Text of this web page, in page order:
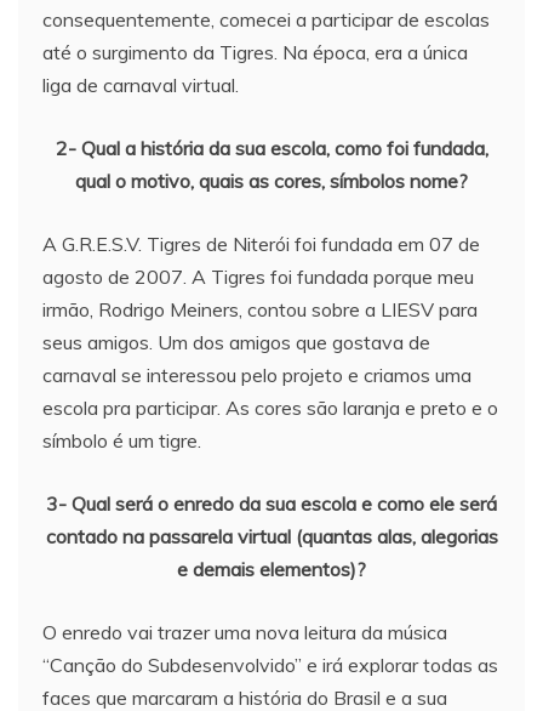
consequentemente, comecei a participar de escolas
até o surgimento da Tigres. Na época, era a única
liga de carnaval virtual.
2- Qual a história da sua escola, como foi fundada,
qual o motivo, quais as cores, símbolos nome?
A G.R.E.S.V. Tigres de Niterói foi fundada em 07 de
agosto de 2007. A Tigres foi fundada porque meu
irmão, Rodrigo Meiners, contou sobre a LIESV para
seus amigos. Um dos amigos que gostava de
carnaval se interessou pelo projeto e criamos uma
escola pra participar. As cores são laranja e preto e o
símbolo é um tigre.
3- Qual será o enredo da sua escola e como ele será
contado na passarela virtual (quantas alas, alegorias
e demais elementos)?
O enredo vai trazer uma nova leitura da música
“Canção do Subdesenvolvido” e irá explorar todas as
faces que marcaram a história do Brasil e a sua